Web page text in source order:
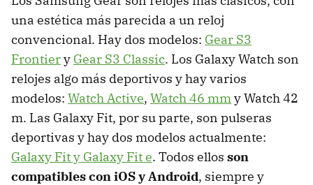
una estética más parecida a un reloj
convencional. Hay dos modelos: Gear S3
Frontiery Gear S3 Classic. Los Galaxy Watch son
relojes algo más deportivos y hay varios
modelos: Watch Active, Watch 46 mm y Watch 42
m. Las Galaxy Fit, por su parte, son pulseras
deportivas y hay dos modelos actualmente:
Galaxy Fit y Galaxy Fit e. Todos ellos son
compatibles con iOS y Android, siempre y